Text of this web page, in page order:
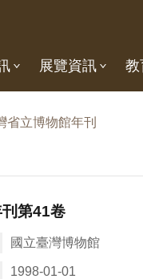
展覽資訊 教
省立博物館年刊
第41卷
國立臺灣博物館
1998-01-01